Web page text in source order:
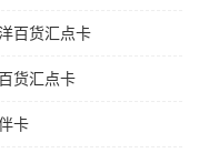
百货汇点卡
货汇点卡
卡